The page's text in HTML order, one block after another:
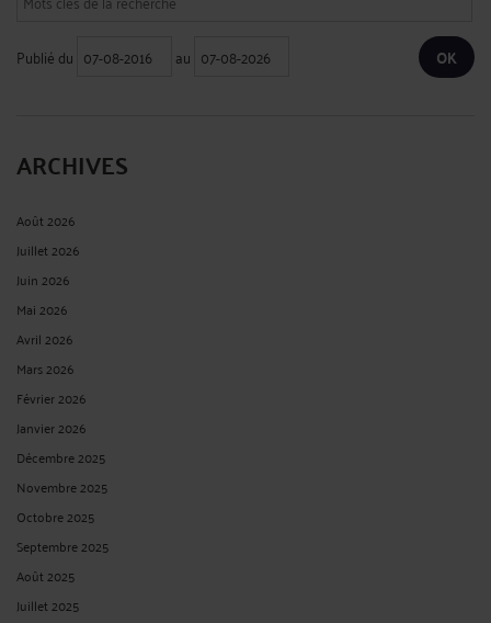
Publié du au
ARCHIVES
Août 2026
Juillet 2026
Juin 2026
Mai 2026
Avril 2026
Mars 2026
Février 2026
Janvier 2026
Décembre 2025
Novembre 2025
Octobre 2025
Septembre 2025
Août 2025
Juillet 2025